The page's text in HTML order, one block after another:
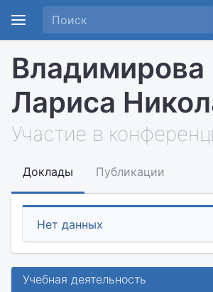
Владимирова
Лариса
Участие в
Доклады Публикации
Нет данных
Учебная деятельность